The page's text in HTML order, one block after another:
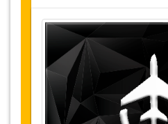
جولتك الخاصة المخفضة
المسمى بيير لوتي، وهو
اليه من خلال الذهاب
رؤية مثالية للقرن الذهبي